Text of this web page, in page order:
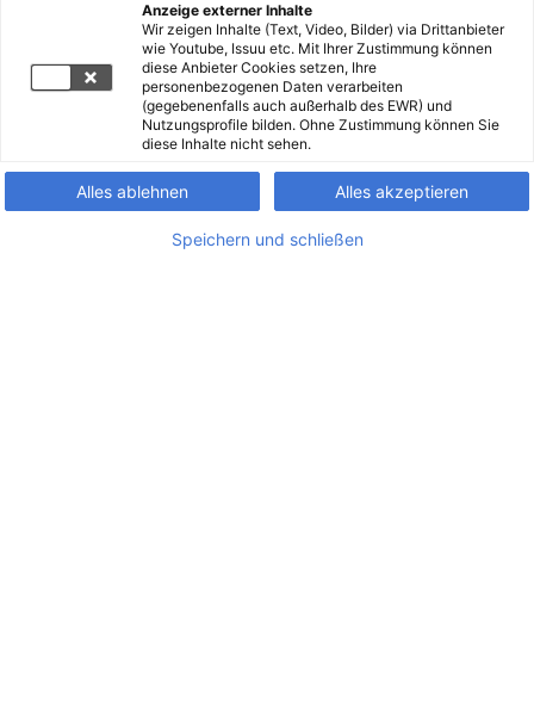
Anzeige externer Inhalte
Wir zeigen Inhalte (Text, Video, Bilder) via Drittanbieter
wie Youtube, Issuu etc. Mit Ihrer Zustimmung können
diese Anbieter Cookies setzen, Ihre
personenbezogenen Daten verarbeiten
(gegebenenfalls auch außerhalb des EWR) und
Nutzungsprofile bilden. Ohne Zustimmung können Sie
diese Inhalte nicht sehen.
Alles ablehnen Alles akzeptieren
Speichern und schließen